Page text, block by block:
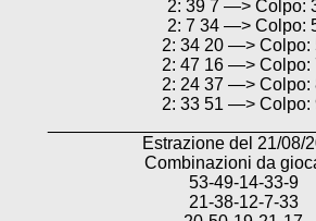
2: 39 7 —> Colpo:
2: 7 34 —> Colpo:
2: 34 20 —> Colpo:
2: 47 16 —> Colpo:
2: 24 37 —> Colpo:
2: 33 51 —> Colpo:
Estrazione del 21/08/
Combinazioni da
53-49-14-33-9
21-38-12-7-33